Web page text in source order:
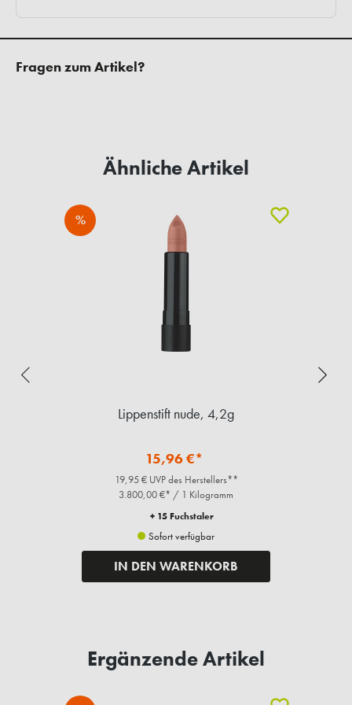
Fragen zum Artikel?
Ähnliche Artikel
%
Lippenstift nude, 4,2g
15,96 €*
19,95 € UVP des Herstellers**
3.800,00 €* / 1 Kilogramm
+ 15 Fuchstaler
Sofort verfügbar
IN DEN WARENKORB
Ergänzende Artikel